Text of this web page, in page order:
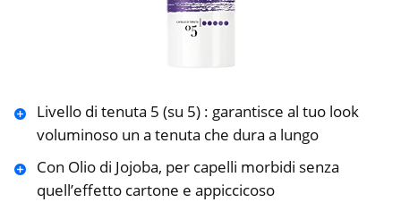
Livello di tenuta 5 (su 5) : garantisce al tuo look
voluminoso un a tenuta che dura a lungo
Con Olio di Jojoba, per capelli morbidi senza
quell’effetto cartone e appiccicoso